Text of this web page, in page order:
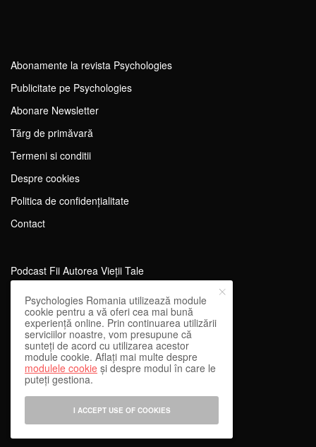
Abonamente la revista Psychologies
Publicitate pe Psychologies
Abonare Newsletter
Tărg de primăvară
Termeni si conditii
Despre cookies
Politica de confidențialitate
Contact
Podcast Fii Autorea Vieții Tale
Evenimente Fii Autoarea Vieții Tale!
SportEdu
Antrenament Mental pentru Sportivi
Learning Network
WEnough
Reward & Engage
Psychologies Romania utilizează module
cookie pentru a vă oferi cea mai bună
experiență online. Prin continuarea utilizării
serviciilor noastre, vom presupune că
sunteți de acord cu utilizarea acestor
module cookie. Aflați mai multe despre
modulele cookie și despre modul în care le
puteți gestiona.
I ACCEPT USE OF COOKIES